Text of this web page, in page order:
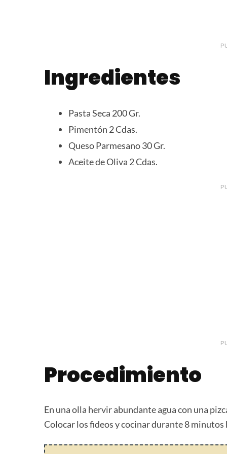
Ingredientes
Pasta Seca 200 Gr.
Pimentón 2 Cdas.
Queso Parmesano 30 Gr.
Aceite de Oliva 2 Cdas.
Procedimiento
En una olla hervir abundante agua con una
Colocar los fideos y cocinar durante 8 minutos